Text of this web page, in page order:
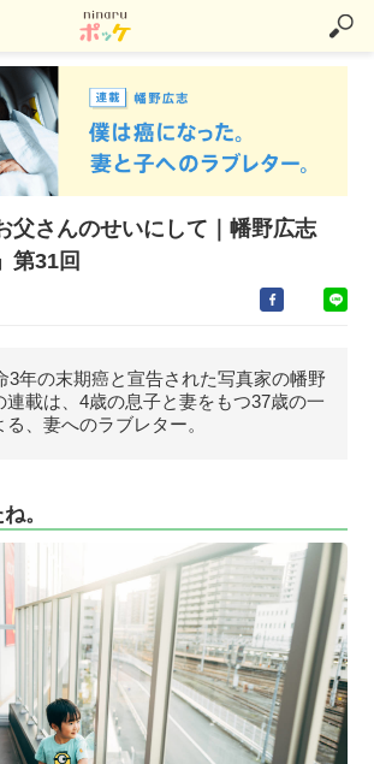
父さんのせいにして｜幡野広志
第31回
3年の末期癌と宣告された写真家の幡野
連載は、4歳の息子と妻をもつ37歳の一
、妻へのラブレター。
。